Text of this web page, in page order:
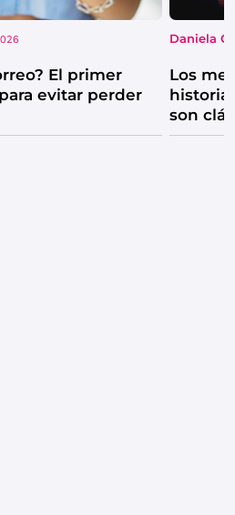
El primer
evitar perder
Daniela
Los
historia
son